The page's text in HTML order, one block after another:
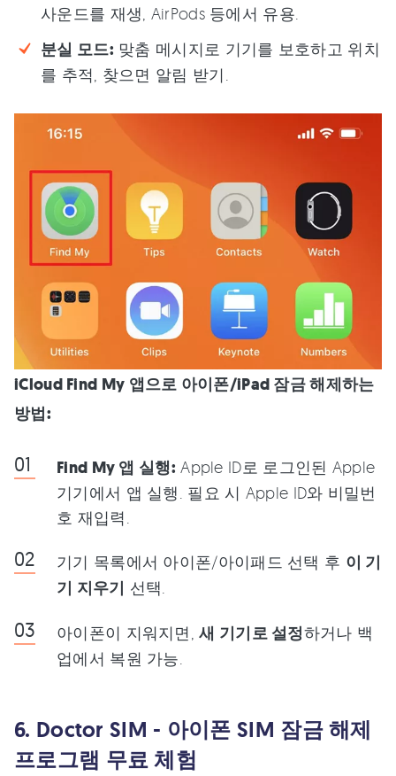
사운드를 재생, AirPods 등에서 유용.
분실 모드: 맞춤 메시지로 기기를 보호하고 위치
를 추적, 찾으면 알림 받기.
iCloud Find My 앱으로 아이폰/iPad 잠금 해제하는
방법:
Find My 앱 실행: Apple ID로 로그인된 Apple
기기에서 앱 실행. 필요 시 Apple ID와 비밀번
호 재입력.
기기 목록에서 아이폰/아이패드 선택 후 이 기
기 지우기 선택.
아이폰이 지워지면,새 기기로 설정하거나 백
업에서 복원 가능.
6. Doctor SIM - 아이폰 SIM 잠금 해제
프로그램 무료 체험